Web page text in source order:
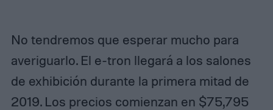
No tendremos que esperar mucho para
averiguarlo. El e-tron llegará a los salones
de exhibición durante la primera mitad de
2019. Los precios comienzan en $75,795